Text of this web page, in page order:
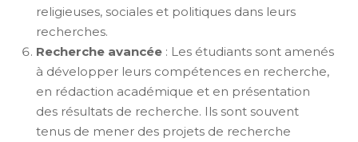
religieuses, sociales et politiques dans leurs
recherches.
Recherche avancée : Les étudiants sont amenés
à développer leurs compétences en recherche,
en rédaction académique et en présentation
des résultats de recherche. Ils sont souvent
tenus de mener des projets de recherche